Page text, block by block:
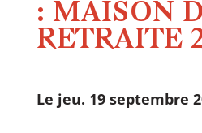
: MAISON
RETRAITE
Le jeu. 19 septembre